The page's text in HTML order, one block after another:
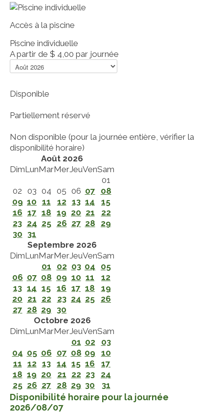
Accès à la piscine
Piscine individuelle
A partir de $ 4,00 par journée
Disponible
Partiellement réservé
Non disponible (pour la journée entière, vérifier la
disponibilité horaire)
Août 2026
DimLunMarMerJeuVenSam
01
02 03 04 05 06 07
08
09 10 11 12 13 14
15
16 17 18 19 20 21
22
23 24 25 26 27 28
29
30 31
Septembre 2026
DimLunMarMerJeuVenSam
01
02 03 04
05
06 07 08 09 10 11
12
13 14 15 16 17 18
19
20 21 22 23 24 25
26
27 28 29 30
Octobre 2026
DimLunMarMerJeuVenSam
01 02
03
04 05 06 07 08 09
10
11 12 13 14 15 16
17
18 19 20 21 22 23
24
25 26 27 28 29 30 31
Disponibilité horaire pour la journée
2026/08/07